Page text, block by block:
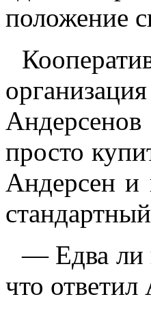
положение
просто
Андерсен и
— Едва ли
что